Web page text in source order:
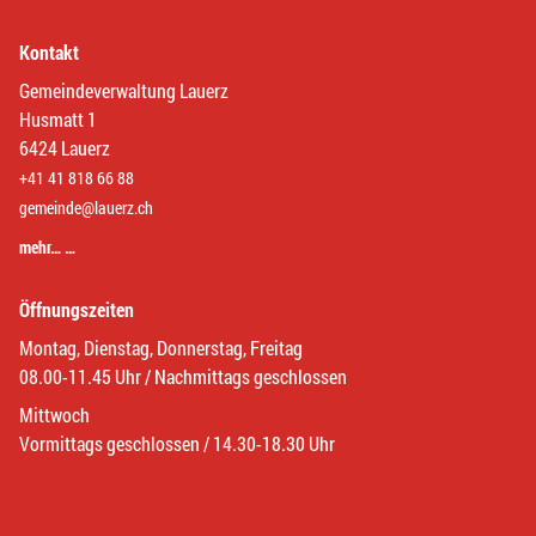
Kontakt
Gemeindeverwaltung Lauerz
Husmatt 1
6424 Lauerz
+41 41 818 66 88
gemeinde@lauerz.ch
mehr… …
Öffnungszeiten
Montag, Dienstag, Donnerstag, Freitag
08.00-11.45 Uhr / Nachmittags geschlossen
Mittwoch
Vormittags geschlossen / 14.30-18.30 Uhr